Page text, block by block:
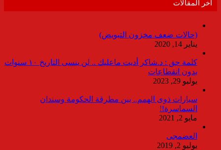
أخر المقالات
(حالات ضعف مخزون التبويض)
يناير 14, 2020
كلمة حق : د.شاكر أديت ماعليك .. لن ينسى التاريخ ١٠ سنوات
بدون انقطاعات
يوليو 29, 2023
سيارات ذوى الهمم.. بين مطرقة الحكومة وسندان
السماسرة!!
مايو 2, 2021
العضمجى
يوليو 2, 2019